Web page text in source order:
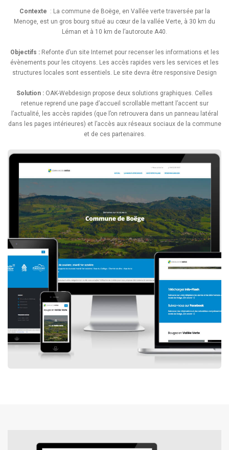
Contexte : La commune de Boëge, en Vallée verte traversée par la
Menoge, est un gros bourg situé au cœur de la vallée Verte, à 30 km du
Léman et à 10 km de l’autoroute A40.
Objectifs : Refonte d’un site Internet pour recenser les informations et les
évènements pour les citoyens. Les accès rapides vers les services et les
structures locales sont essentiels. Le site devra être responsive Design
Solution : OAK-Webdesign propose deux solutions graphiques. Celles
retenue reprend une page d’accueil scrollable mettant l’accent sur
l’actualité, les accès rapides (que l’on retrouvera dans un panneau latéral
dans les pages intérieures) et l’accès aux réseaux sociaux de la commune
et de ces partenaires.